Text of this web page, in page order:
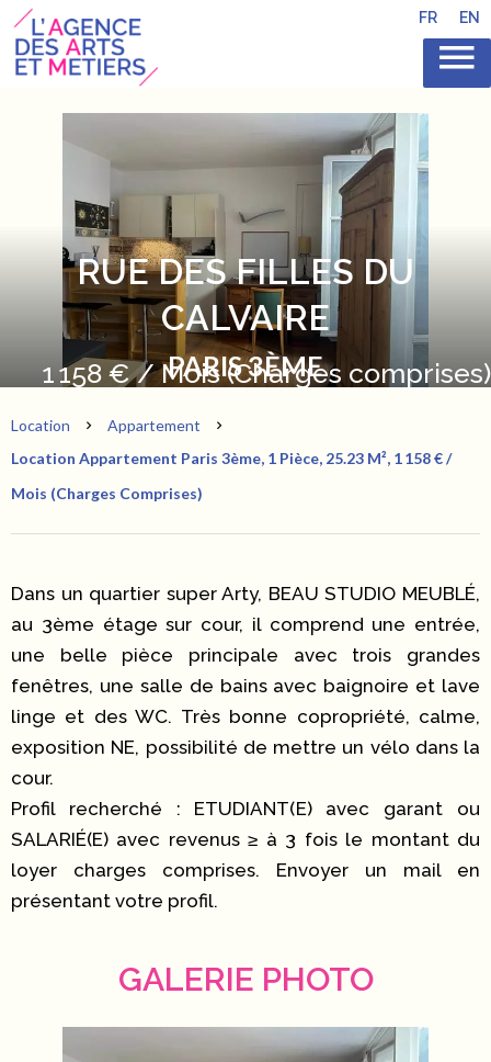
FR EN
RUE DES FILLES DU
CALVAIRE
PARIS 3ÈME
1 158 € / Mois (Charges comprises)
Location
Appartement
Location Appartement Paris 3ème, 1 Pièce, 25.23 M², 1 158 € /
Mois (Charges Comprises)
Dans un quartier super Arty, BEAU STUDIO MEUBLÉ,
au 3ème étage sur cour, il comprend une entrée,
une belle pièce principale avec trois grandes
fenêtres, une salle de bains avec baignoire et lave
linge et des WC. Très bonne copropriété, calme,
exposition NE, possibilité de mettre un vélo dans la
cour.
Profil recherché : ETUDIANT(E) avec garant ou
SALARIÉ(E) avec revenus ≥ à 3 fois le montant du
loyer charges comprises. Envoyer un mail en
présentant votre profil.
GALERIE PHOTO